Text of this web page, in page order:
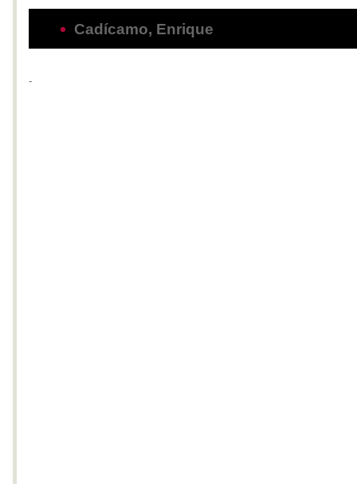
Cadícamo, Enrique
-